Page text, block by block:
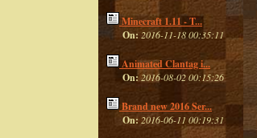
Minecraft 1.11 - T...
On: 2016-11-18 00:35:11
Animated Clantag i...
On:2016-08-02 00:15:26
Brand new 2016 Ser...
On: 2016-06-11 00:19:31